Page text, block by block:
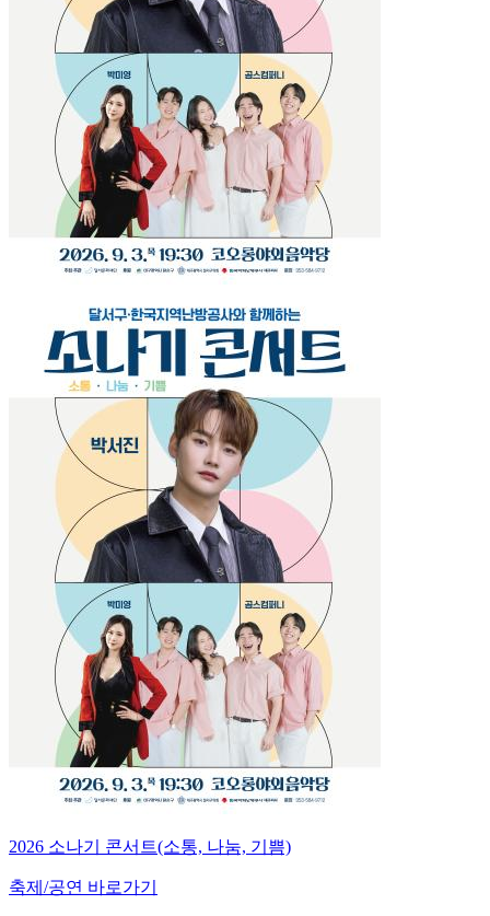
2026 소나기 콘서트(소통, 나눔, 기쁨)
축제/공연 바로가기